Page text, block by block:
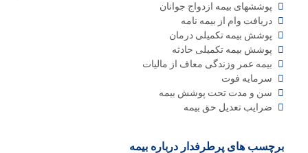
پوششهای بیمه ازدواج جوانان
دریافت وام از بیمه نامه
پوشش بیمه تکمیلی درمان
پوشش بیمه تکمیلی حادثه
بیمه عمر وزندگی معاف از مالیات
سرمایه فوت
سن و مدت تحت پوشش بیمه
ضرایب تعدیل حق بیمه
برچسب های پرطرفدار درباره بیمه